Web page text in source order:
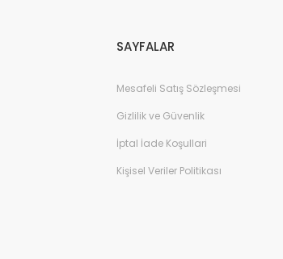
SAYFALAR
Mesafeli Satış Sözleşmesi
Gizlilik ve Güvenlik
İptal İade Koşullari
Kişisel Veriler Politikası